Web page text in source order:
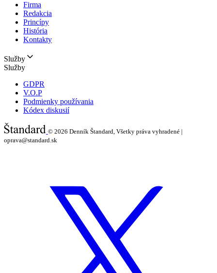
Firma
Redakcia
Princípy
História
Kontakty
Služby
Služby
GDPR
V.O.P
Podmienky používania
Kódex diskusií
© 2026 Denník Štandard, Všetky práva vyhradené |
oprava@standard.sk